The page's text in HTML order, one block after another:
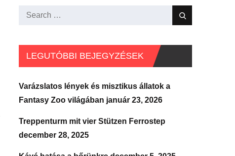
Search
Search
LEGUTÓBBI BEJEGYZÉSEK
Varázslatos lények és misztikus állatok a
Fantasy Zoo világában január 23, 2026
Treppenturm mit vier Stützen Ferrostep
december 28, 2025